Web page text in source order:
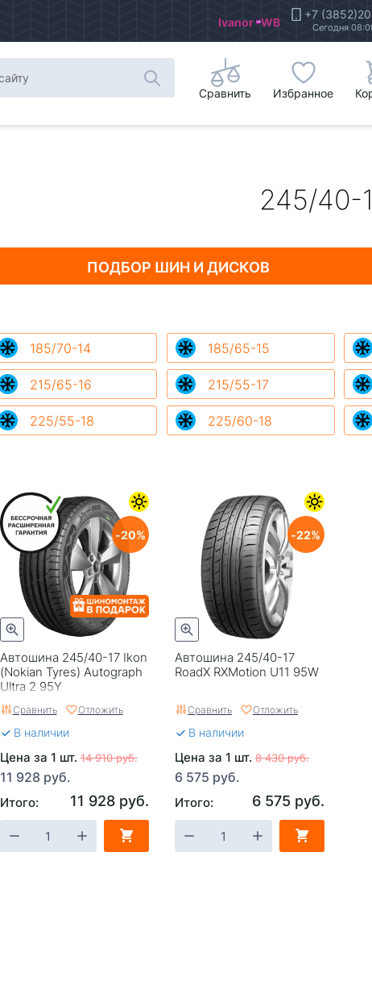
Ivanor WB +7
Сегодня
Сравнить Избранное
245/40-
ПОДБОР ШИНИ ДИСКОВ
185/70-14 185/65-15
215/65-16 215/55-17
225/55-18 225/60-18
Автошина 245/40-17 Ikon
(Nokian Tyrеs) Autograph
Ultra 2 95Y
20
Сравнить Отложить
В наличии
Цена за 1 шт.14 910 руб.
11 928 руб.
Итого: 11 928 руб.
Автошина 245/40-17
RoadX RXMotion U11 95W
22
Сравнить Отложить
В наличии
Цена за 1 шт. 8 430 руб.
6 575 руб.
Итого: 6 575 руб.